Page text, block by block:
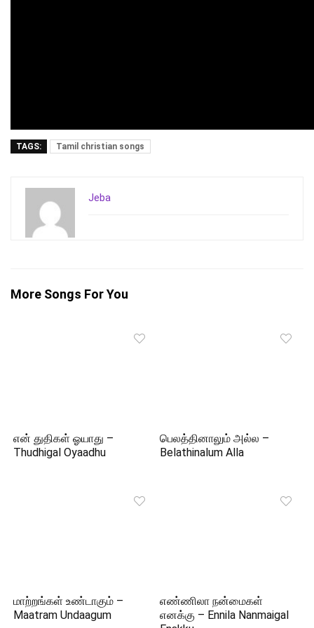
TAGS: Tamil christian songs
Jeba
More Songs For You
என் துதிகள் ஓயாது –
Thudhigal Oyaadhu
பெலத்தினாலும் அல்ல –
Belathinalum Alla
மாற்றங்கள் உண்டாகும் –
Maatram Undaagum
எண்ணிலா நன்மைகள்
எனக்கு – Ennila Nanmaigal